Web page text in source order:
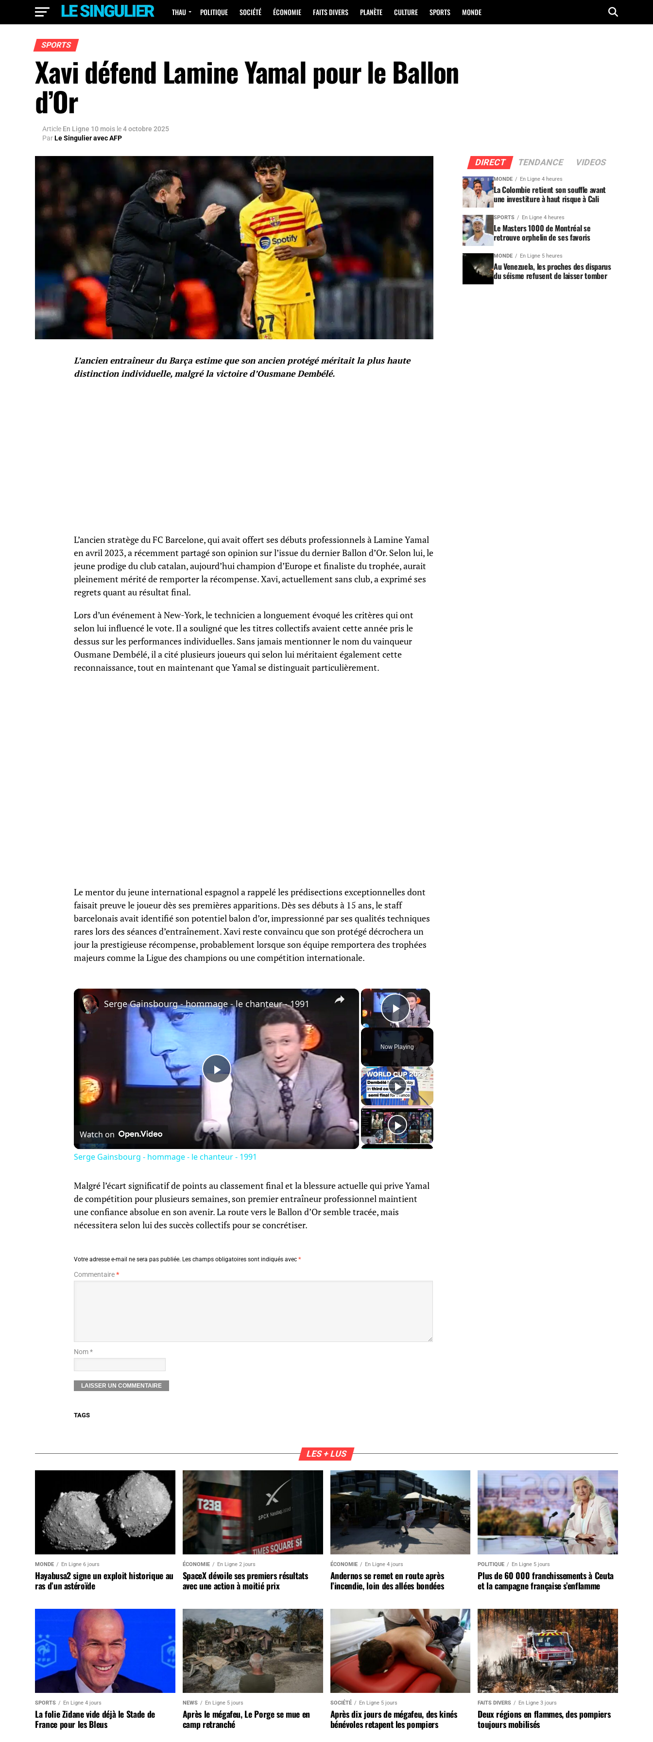
THAU POLITIQUE SOCIÉTÉ ÉCONOMIE FAITS DIVERS PLANÈTE CULTURE SPORTS MONDE
SPORTS
Xavi défend Lamine Yamal pour le Ballon
d’Or
Article En Ligne 10 mois le4 octobre 2025
ParLe Singulier avec AFP
L’ancien entraîneur du Barça estime que son ancien protégé méritait la plus haute
distinction individuelle, malgré la victoire d’Ousmane Dembélé.
L’ancien stratège du FC Barcelone, qui avait offert ses débuts professionnels à Lamine Yamal
en avril 2023, a récemment partagé son opinion sur l’issue du dernier Ballon d’Or. Selon lui, le
jeune prodige du club catalan, aujourd’hui champion d’Europe et finaliste du trophée, aurait
pleinement mérité de remporter la récompense. Xavi, actuellement sans club, a exprimé ses
regrets quant au résultat final.
Lors d’un événement à New-York, le technicien a longuement évoqué les critères qui ont
selon lui influencé le vote. Il a souligné que les titres collectifs avaient cette année pris le
dessus sur les performances individuelles. Sans jamais mentionner le nom du vainqueur
Ousmane Dembélé, il a cité plusieurs joueurs qui selon lui méritaient également cette
reconnaissance, tout en maintenant que Yamal se distinguait particulièrement.
Le mentor du jeune international espagnol a rappelé les prédisections exceptionnelles dont
faisait preuve le joueur dès ses premières apparitions. Dès ses débuts à 15 ans, le staff
barcelonais avait identifié son potentiel balon d’or, impressionné par ses qualités techniques
rares lors des séances d’entraînement. Xavi reste convaincu que son protégé décrochera un
jour la prestigieuse récompense, probablement lorsque son équipe remportera des trophées
majeurs comme la Ligue des champions ou une compétition internationale.
×
Play Video
Now Playing
×
Play
Video
Serge Gainsbourg - hommage - le chanteur - 1991
Watch on
Serge Gainsbourg - hommage - le chanteur - 1991
Malgré l’écart significatif de points au classement final et la blessure actuelle qui prive Yamal
de compétition pour plusieurs semaines, son premier entraîneur professionnel maintient
une confiance absolue en son avenir. La route vers le Ballon d’Or semble tracée, mais
nécessitera selon lui des succès collectifs pour se concrétiser.
Votre adresse e-mail ne sera pas publiée. Les champs obligatoires sont indiqués avec *
Commentaire*
Nom *
TAGS
DIRECT TENDANCE VIDEOS
MONDE En Ligne 4 heures
La Colombie retient son souffle avant
une investiture à haut risque à Cali
SPORTS En Ligne 4 heures
Le Masters 1000 de Montréal se
retrouve orphelin de ses favoris
MONDE En Ligne 5 heures
Au Venezuela, les proches des disparus
du séisme refusent de laisser tomber
LES + LUS
MONDE En Ligne 6 jours
Hayabusa2 signe un exploit historique au
ras d’un astéroïde
ÉCONOMIE En Ligne 2 jours
SpaceX dévoile ses premiers résultats
avec une action à moitié prix
ÉCONOMIE En Ligne 4 jours
Andernos se remet en route après
l’incendie, loin des allées bondées
POLITIQUE En Ligne 5 jours
Plus de 60 000 franchissements à Ceuta
et la campagne française s’enflamme
SPORTS En Ligne 4 jours
La folie Zidane vide déjà le Stade de
France pour les Bleus
NEWS En Ligne 5 jours
Après le mégafeu, Le Porge se mue en
camp retranché
SOCIÉTÉ En Ligne 5 jours
Après dix jours de mégafeu, des kinés
bénévoles retapent les pompiers
FAITS DIVERS En Ligne 3 jours
Deux régions en flammes, des pompiers
toujours mobilisés